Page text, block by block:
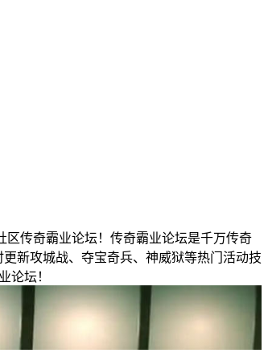
传奇霸业论坛！传奇霸业论坛是千万传奇
新攻城战、夺宝奇兵、神威狱等热门活动技
论坛！